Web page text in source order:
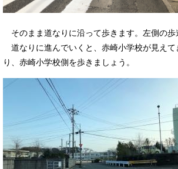
そのまま道なりに沿って歩きます。左側の歩
道なりに進んでいくと、赤崎小学校が見えて
り、赤崎小学校側を歩きましょう。